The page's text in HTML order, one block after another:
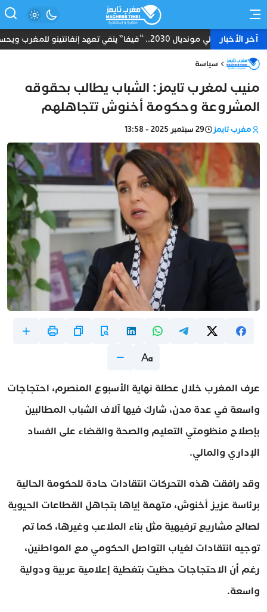
آخر الأخبارنهائي مونديال 2030.. “فيفا” ينفي تعهد إنفانتينو للمغرب ويحسم الجدل بشأن المباراة الختامية
سياسة
منيب لمغرب تايمز: الشباب يطالب بحقوقه
المشروعة وحكومة أخنوش تتجاهلهم
مغرب تايمز 29 سبتمبر 2025 - 13:58
عرف المغرب خلال عطلة نهاية الأسبوع المنصرم، احتجاجات
واسعة في عدة مدن، شارك فيها آلاف الشباب المطالبين
بإصلاح منظومتي التعليم والصحة والقضاء على الفساد
الإداري والمالي.
وقد رافقت هذه التحركات انتقادات حادة للحكومة الحالية
برئاسة عزيز أخنوش، متهمة إياها بتجاهل القطاعات الحيوية
لصالح مشاريع ترفيهية مثل بناء الملاعب وغيرها، كما تم
توجيه انتقادات لغياب التواصل الحكومي مع المواطنين،
رغم أن الاحتجاجات حظيت بتغطية إعلامية عربية ودولية
واسعة.